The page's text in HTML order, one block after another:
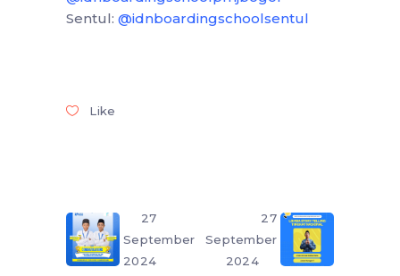
Sentul: @idnboardingschoolsentul
Like
27
September
2024
27
September
2024